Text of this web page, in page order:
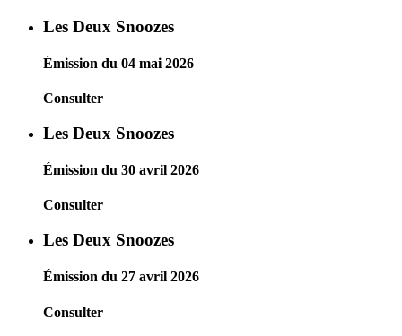
Les Deux Snoozes
Émission du 04 mai 2026
Consulter
Les Deux Snoozes
Émission du 30 avril 2026
Consulter
Les Deux Snoozes
Émission du 27 avril 2026
Consulter